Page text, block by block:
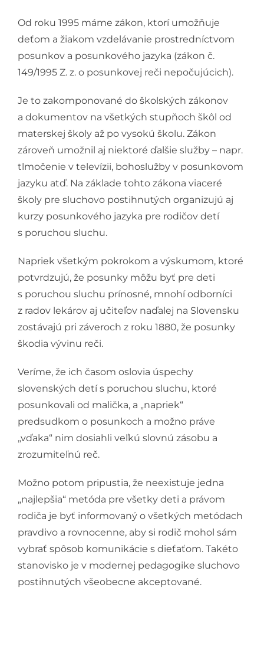
Od roku 1995 máme zákon, ktorí umožňuje
deťom a žiakom vzdelávanie prostredníctvom
posunkov a posunkového jazyka (zákon č.
149/1995 Z. z. o posunkovej reči nepočujúcich).
Je to zakomponované do školských zákonov
a dokumentov na všetkých stupňoch škôl od
materskej školy až po vysokú školu. Zákon
zároveň umožnil aj niektoré ďalšie služby – napr.
tlmočenie v televízii, bohoslužby v posunkovom
jazyku atď. Na základe tohto zákona viaceré
školy pre sluchovo postihnutých organizujú aj
kurzy posunkového jazyka pre rodičov detí
s poruchou sluchu.
Napriek všetkým pokrokom a výskumom, ktoré
potvrdzujú, že posunky môžu byť pre deti
s poruchou sluchu prínosné, mnohí odborníci
z radov lekárov aj učiteľov naďalej na Slovensku
zostávajú pri záveroch z roku 1880, že posunky
škodia vývinu reči.
Veríme, že ich časom oslovia úspechy
slovenských detí s poruchou sluchu, ktoré
posunkovali od malička, a „napriek“
predsudkom o posunkoch a možno práve
„vďaka“ nim dosiahli veľkú slovnú zásobu a
zrozumiteľnú reč.
Možno potom pripustia, že neexistuje jedna
„najlepšia“ metóda pre všetky deti a právom
rodiča je byť informovaný o všetkých metódach
pravdivo a rovnocenne, aby si rodič mohol sám
vybrať spôsob komunikácie s dieťaťom. Takéto
stanovisko je v modernej pedagogike sluchovo
postihnutých všeobecne akceptované.